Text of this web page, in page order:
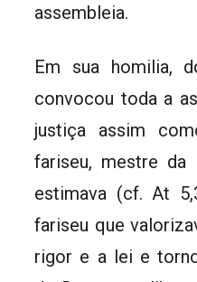
assembleia.
Em sua homilia,
convocou toda a
justiça assim
fariseu, mestre
estimava (cf. At
fariseu que
rigor e a lei e